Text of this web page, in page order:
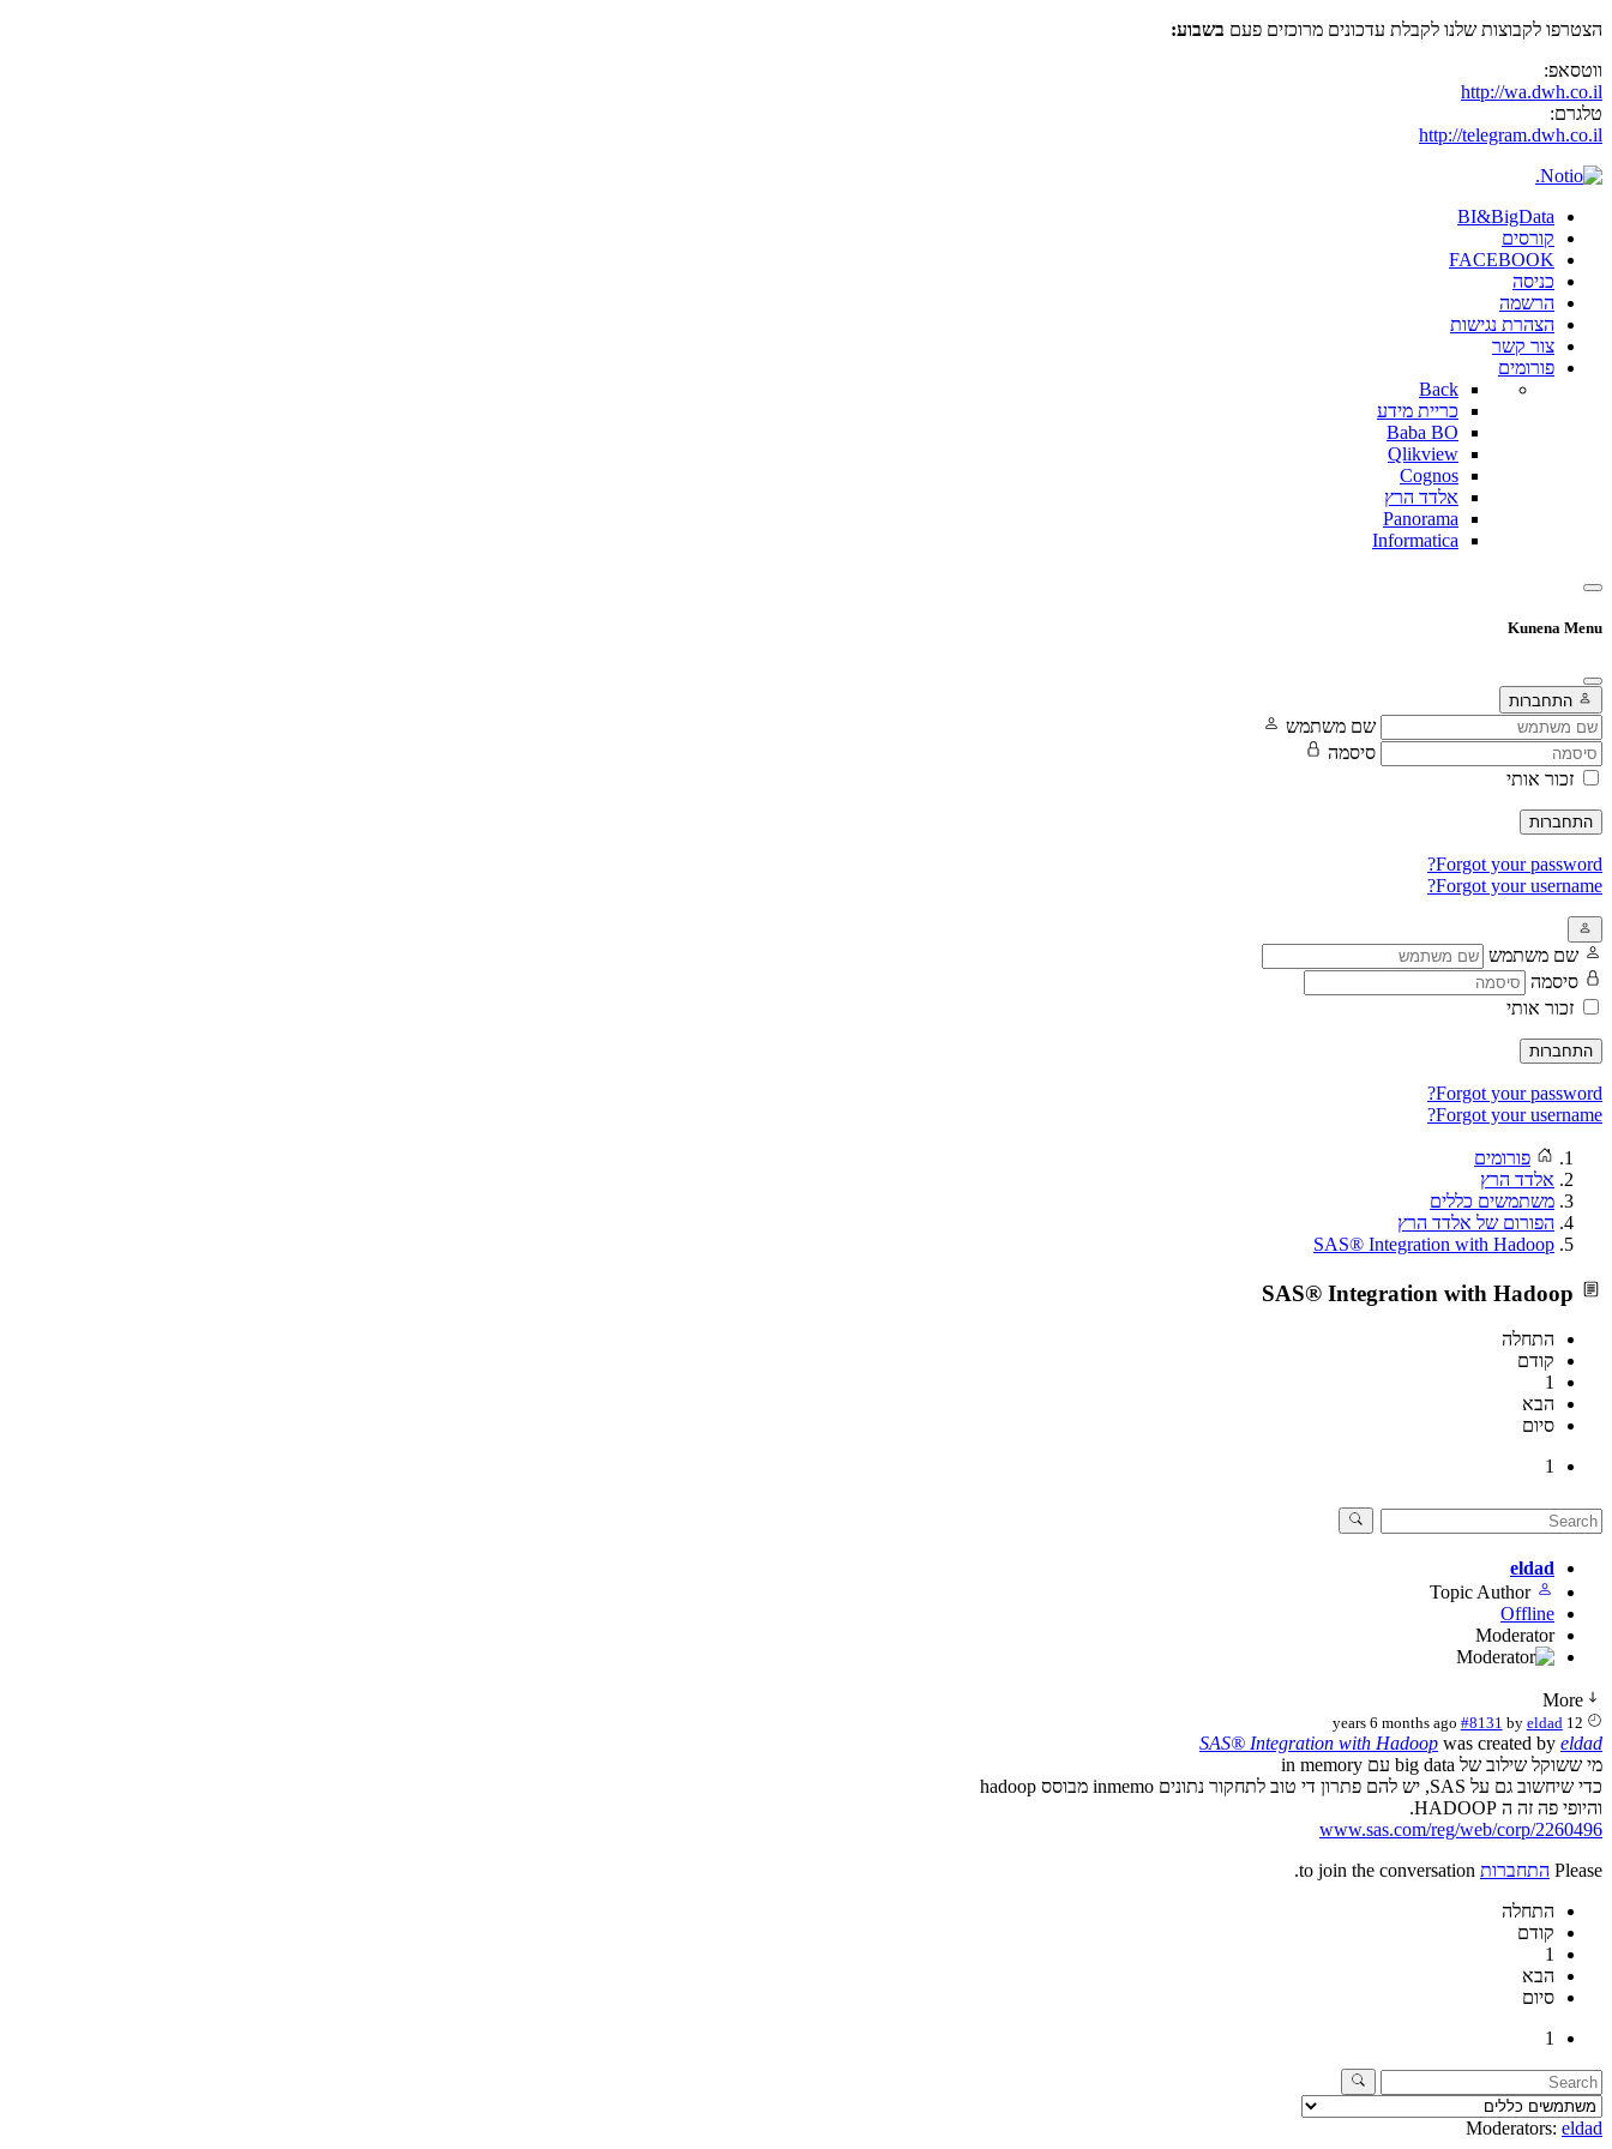
הצטרפו לקבוצות שלנו לקבלת עדכונים מרוכזים פעם בשבוע:
ווטסאפ:
http://wa.dwh.co.il
טלגרם:
http://telegram.dwh.co.il
BI&BigData
קורסים
FACEBOOK
כניסה
הרשמה
הצהרת נגישות
צור קשר
פורומים
Back
כריית מידע
Baba BO
Qlikview
Cognos
אלדד הרץ
Panorama
Informatica
Kunena Menu
התחברות
שם משתמש
סיסמה
זכור אותי
התחברות
Forgot your password?
Forgot your username?
שם משתמש
סיסמה
זכור אותי
התחברות
Forgot your password?
Forgot your username?
פורומים
אלדד הרץ
משתמשים כללים
הפורום של אלדד הרץ
SAS® Integration with Hadoop
התחלה
קודם
1
הבא
סיום
1
eldad
Topic Author
Offline
Moderator
More
12 years 6 months ago
#8131 by eldad
SAS® Integration with Hadoop was created by eldad
מי ששוקל שילוב של big data עם in memory
כדי שיחשוב גם על SAS, יש להם פתרון די טוב לתחקור נתונים inmemo מבוסס hadoop
והיופי פה זה ה HADOOP.
www.sas.com/reg/web/corp/2260496
Please התחברות
התחלה
קודם
1
הבא
סיום
1
Moderators: eldad